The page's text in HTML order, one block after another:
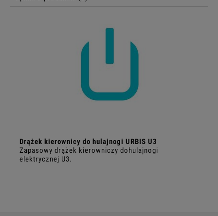
Drążek kierownicy do hulajnogi URBIS U3
Zapasowy drążek kierowniczy dohulajnogi
elektrycznej U3.